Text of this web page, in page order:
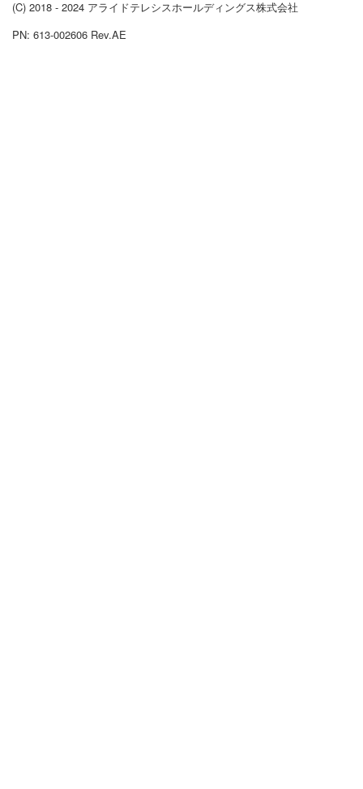
(C) 2018 - 2024 アライドテレシスホールディングス株式会社
PN: 613-002606 Rev.AE